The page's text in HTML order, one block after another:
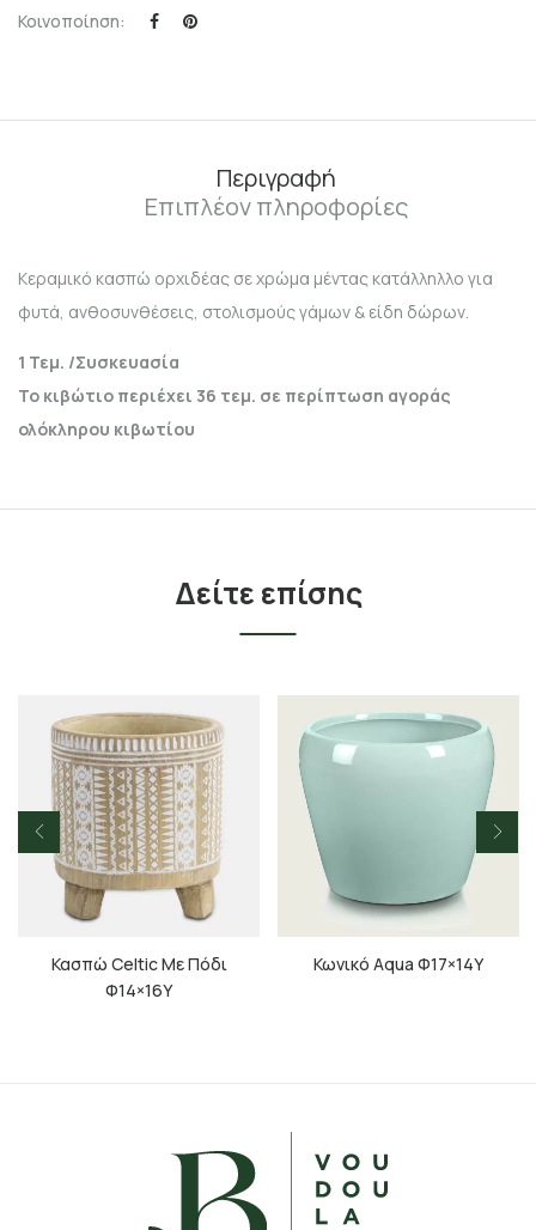
Κοινοποίηση:
Περιγραφή
Επιπλέον πληροφορίες
Κεραμικό κασπώ ορχιδέας σε χρώμα μέντας κατάλληλλο για
φυτά, ανθοσυνθέσεις, στολισμούς γάμων & είδη δώρων.
1 Τεμ. /Συσκευασία
Το κιβώτιο περιέχει 36 τεμ. σε περίπτωση αγοράς
ολόκληρου κιβωτίου
Δείτε επίσης
Κασπώ Celtic Με Πόδι
Φ14×16Υ
Κωνικό Aqua Φ17×14Υ